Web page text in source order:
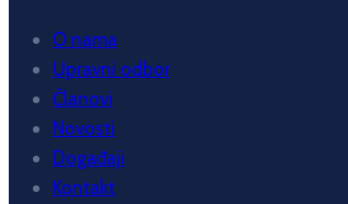
O nama
Upravni odbor
Članovi
Novosti
Događaji
Kontakt